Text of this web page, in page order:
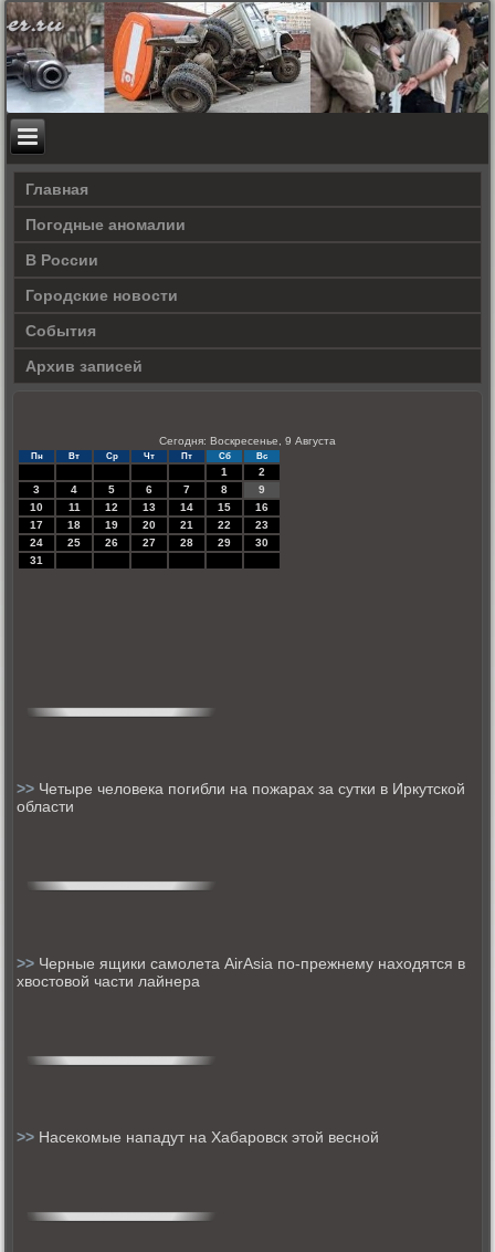
Главная
Погодные аномалии
В России
Городские новости
События
Архив записей
Сегодня: Воскресенье, 9 Августа
Пн Вт Ср Чт Пт Сб Вс
1
2
3
4 5 6 7 8
9
10
11 12 13 14 15
16
17
18 19 20 21 22
23
24
25 26 27 28 29
30
31
>> Четыре человека погибли на пожарах за сутки в Иркутской
области
>> Черные ящики самолета AirAsia по-прежнему находятся в
хвостовой части лайнера
>> Насекомые нападут на Хабаровск этой весной